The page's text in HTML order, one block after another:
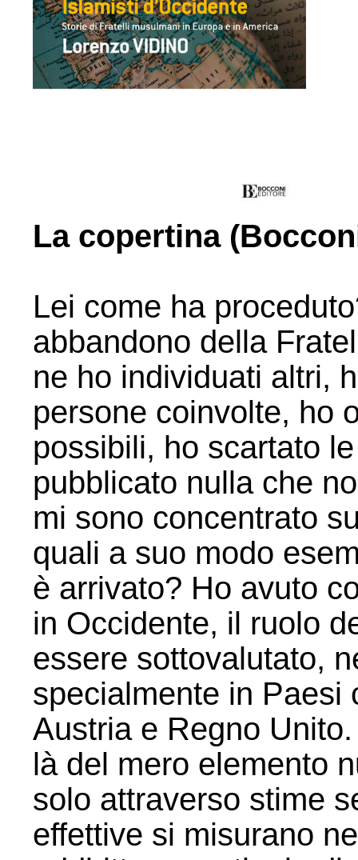
La copertina
Lei come ha
abbandono della
ne ho individuati altri,
persone coinvolte, ho
possibili, ho scartato
pubblicato nulla che
mi sono concentrato
quali a suo modo
è arrivato? Ho avuto
in Occidente, il ruolo
essere sottovalutato,
specialmente in Paesi
Austria e Regno
là del mero elemento
solo attraverso stime
effettive si misurano